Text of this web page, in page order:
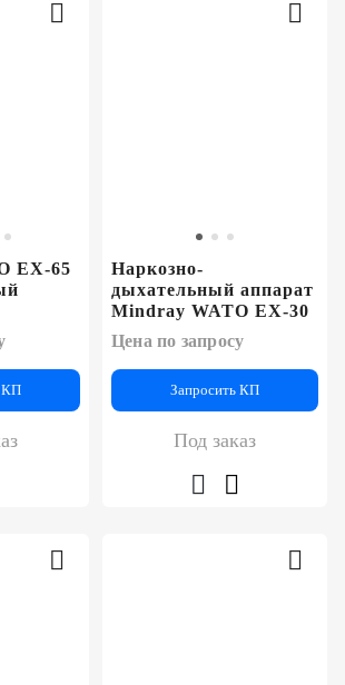
EX-65
КП
Наркозно-
дыхательный аппарат
Mindray WATO EX-30
Цена по запросу
Запросить КП
Под заказ